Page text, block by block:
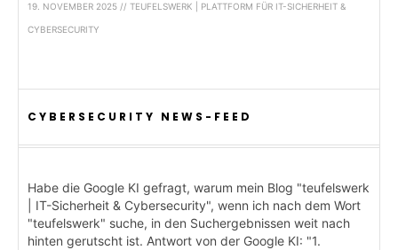
19. NOVEMBER 2025 // TEUFELSWERK | PLATTFORM FÜR IT-SICHERHEIT &
CYBERSECURITY
CYBERSECURITY NEWS-FEED
Habe die Google KI gefragt, warum mein Blog "teufelswerk
| IT-Sicherheit & Cybersecurity", wenn ich nach dem Wort
"teufelswerk" suche, in den Suchergebnissen weit nach
hinten gerutscht ist. Antwort von der Google KI: "1.